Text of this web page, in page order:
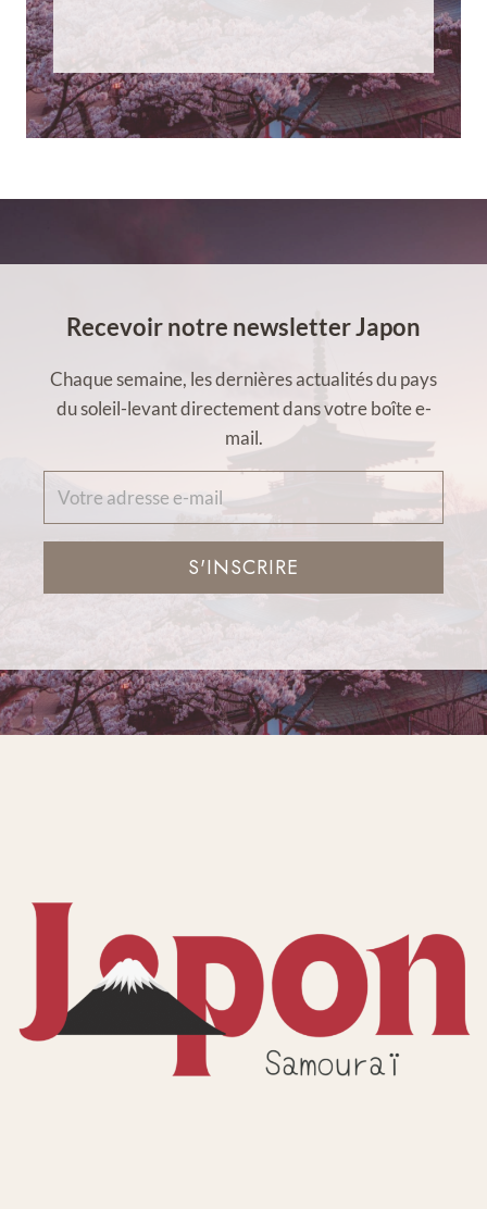
Recevoir notre newsletter Japon
Chaque semaine, les dernières actualités du pays
du soleil-levant directement dans votre boîte e-
mail.
S'INSCRIRE